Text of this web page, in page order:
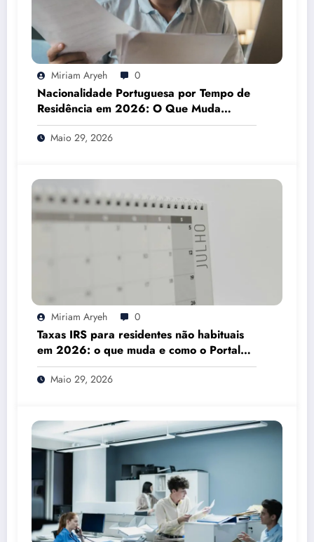
Miriam Aryeh 0
Nacionalidade Portuguesa por Tempo de
Residência em 2026: O Que Muda
Mesmo
Maio 29, 2026
Miriam Aryeh 0
Taxas IRS para residentes não habituais
em 2026: o que muda e como o Portal
das Finanças pode ajudar
Maio 29, 2026